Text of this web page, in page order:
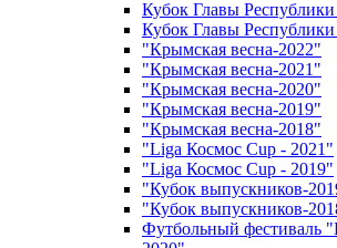
Кубок Главы
Кубок Главы
"Крымская весна-2022"
"Крымская весна-2021"
"Крымская весна-2020"
"Крымская весна-2019"
"Крымская весна-2018"
"Liga Космос Cup - 2021"
"Liga Космос Cup - 2019"
"Кубок выпускников-
"Кубок выпускников-
Футбольный фестиваль